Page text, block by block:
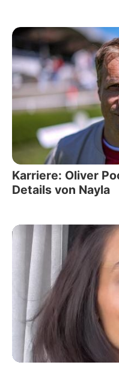
Karriere: Oliver
Details von Nayla